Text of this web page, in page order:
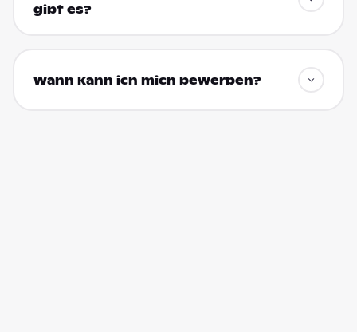
gibt es?
Wann kann ich mich bewerben?